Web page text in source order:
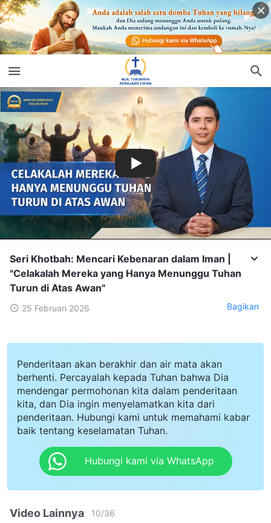
Seri Khotbah: Mencari Kebenaran dalam Iman |
"Celakalah Mereka yang Hanya Menunggu Tuhan
Turun di Atas Awan"
25 Februari 2026 Bagikan
Penderitaan akan berakhir dan air mata akan
berhenti. Percayalah kepada Tuhan bahwa Dia
mendengar permohonan kita dalam penderitaan
kita, dan Dia ingin menyelamatkan kita dari
penderitaan. Hubungi kami untuk memahami kabar
baik tentang keselamatan Tuhan.
Hubungi kami via WhatsApp
Video Lainnya 10/36